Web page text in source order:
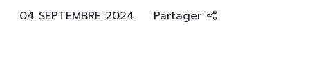
04 SEPTEMBRE 2024 Partager